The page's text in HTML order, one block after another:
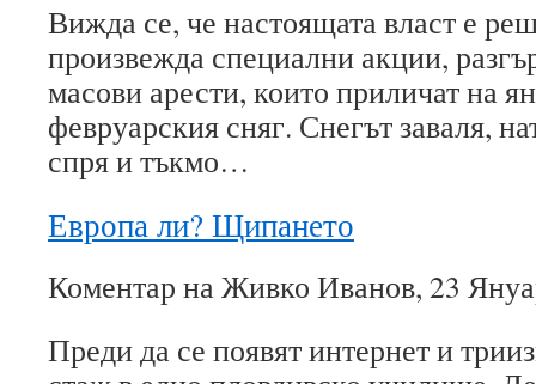
Вижда се, че настоящата власт е
произвежда специални акции,
масови арести, които приличат на
февруарския сняг. Снегът заваля,
спря и тъкмо…
Европа ли? Щипането
Коментар на Живко Иванов, 23
Преди да се появят интернет и